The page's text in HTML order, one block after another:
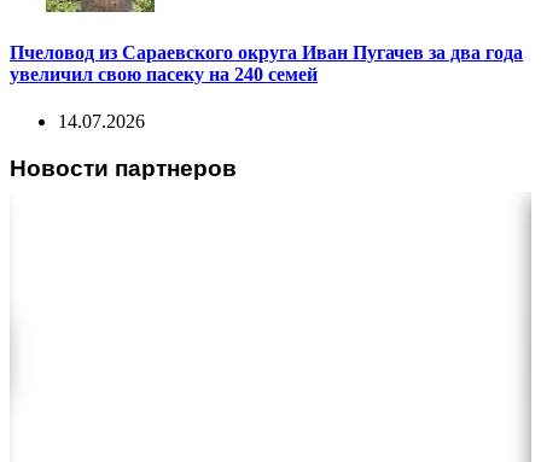
Пчеловод из Сараевского округа Иван Пугачев за два года
увеличил свою пасеку на 240 семей
14.07.2026
Новости партнеров